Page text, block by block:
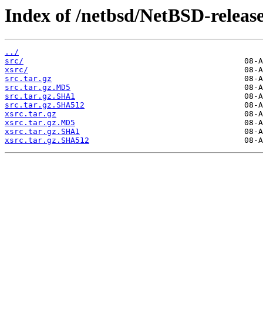
Index of /netbsd/NetBSD-
../
src/
xsrc/
src.tar.gz
src.tar.gz.MD5
src.tar.gz.SHA1
src.tar.gz.SHA512
xsrc.tar.gz
xsrc.tar.gz.MD5
xsrc.tar.gz.SHA1
xsrc.tar.gz.SHA512